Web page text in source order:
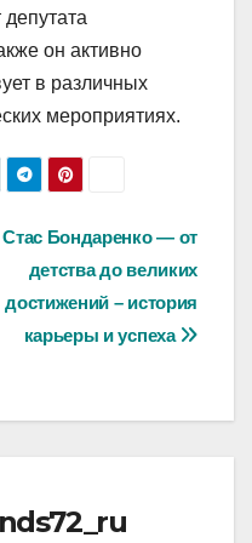
он активно
в различных
мероприятиях.
Стас Бондаренко — от
детства до великих
достижений – история
карьеры и успеха